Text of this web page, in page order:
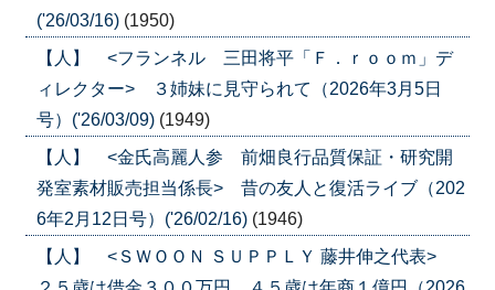
('26/03/16) (1950)
【人】 <フランネル 三田将平「Ｆ．ｒｏｏｍ」デ
ィレクター> ３姉妹に見守られて（2026年3月5日
号）('26/03/09) (1949)
【人】 <金氏高麗人参 前畑良行品質保証・研究開
発室素材販売担当係長> 昔の友人と復活ライブ（202
6年2月12日号）('26/02/16) (1946)
【人】 <ＳＷＯＯＮ ＳＵＰＰＬＹ 藤井伸之代表>